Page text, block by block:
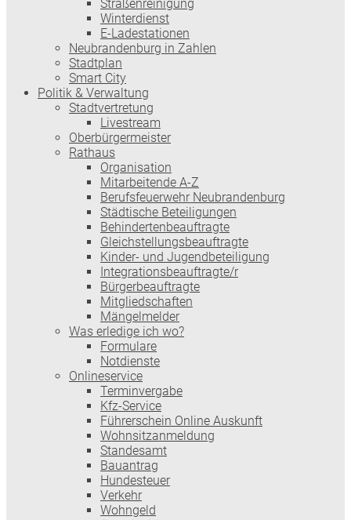
Straßenreinigung
Winterdienst
E-Ladestationen
Neubrandenburg in Zahlen
Stadtplan
Smart City
Politik & Verwaltung
Stadtvertretung
Livestream
Oberbürgermeister
Rathaus
Organisation
Mitarbeitende A-Z
Berufsfeuerwehr Neubrandenburg
Städtische Beteiligungen
Behindertenbeauftragte
Gleichstellungsbeauftragte
Kinder- und Jugendbeteiligung
Integrationsbeauftragte/r
Bürgerbeauftragte
Mitgliedschaften
Mängelmelder
Was erledige ich wo?
Formulare
Notdienste
Onlineservice
Terminvergabe
Kfz-Service
Führerschein Online Auskunft
Wohnsitzanmeldung
Standesamt
Bauantrag
Hundesteuer
Verkehr
Wohngeld